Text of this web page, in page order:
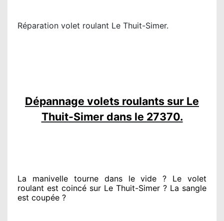
Réparation volet roulant Le Thuit-Simer.
Dépannage volets roulants sur Le
Thuit-Simer dans le 27370.
La manivelle tourne dans le vide ? Le volet
roulant est coincé sur Le Thuit-Simer ? La sangle
est coupée ?